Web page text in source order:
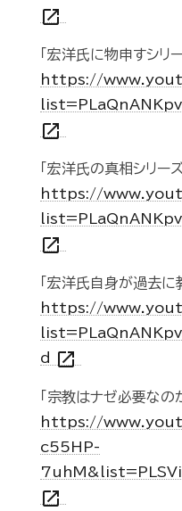
open_in_new
「宏洋氏に物申すシリー
https://
open_in_new
「宏洋氏の真相シリーズ
https://
open_in_new
「宏洋氏自身が過去に
https://
d open_in_new
「宗教はナゼ必要なの
https://
c55HP-
open_in_new